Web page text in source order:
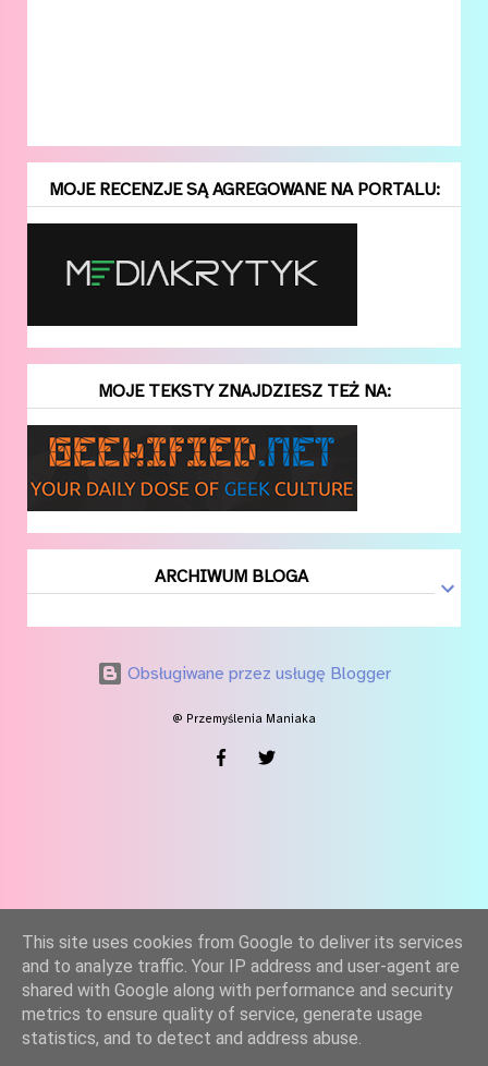
MOJE RECENZJE SĄ AGREGOWANE NA PORTALU:
MOJE TEKSTY ZNAJDZIESZ TEŻ NA:
ARCHIWUM BLOGA
Obsługiwane przez usługę Blogger
@ Przemyślenia Maniaka
This site uses cookies from Google to deliver its services
and to analyze traffic. Your IP address and user-agent are
shared with Google along with performance and security
metrics to ensure quality of service, generate usage
statistics, and to detect and address abuse.